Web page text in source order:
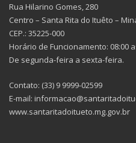
Rua Hilarino Gomes, 280
Centro – Santa Rita do Ituêto –
CEP.: 35225-000
Horário de Funcionamento: 08:00
De segunda-feira a sexta-feira.
Contato: (33) 9 9999-02599
E-mail:
www.santaritadoitueto.mg.gov.br